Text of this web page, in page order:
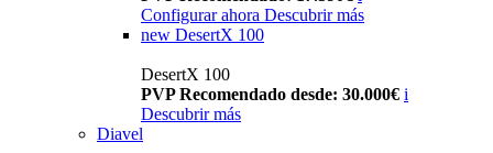
Configurar ahora Descubrir más
new DesertX 100
DesertX 100
PVP Recomendado desde: 30.000€ i
Descubrir más
Diavel